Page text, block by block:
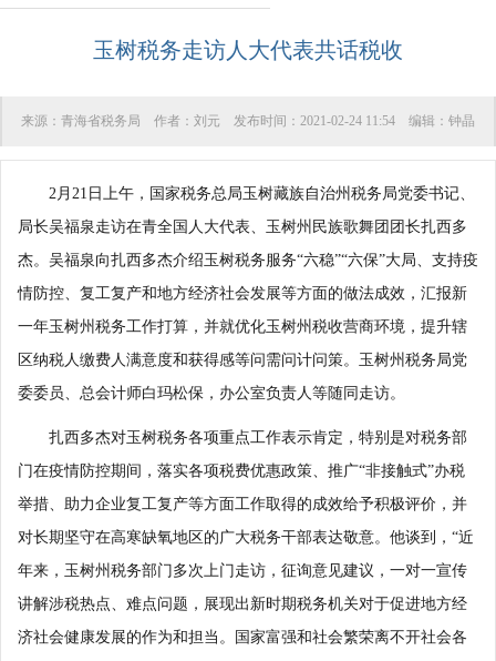
玉树税务走访人大代表共话税收
来源： 青海省税务局 作者： 刘元 发布时间： 2021-02-24 11:54 编辑： 钟晶
2月21日上午，国家税务总局玉树藏族自治州税务局党委书记、
局长吴福泉走访在青全国人大代表、玉树州民族歌舞团团长扎西多
杰。吴福泉向扎西多杰介绍玉树税务服务“六稳”“六保”大局、支持疫
情防控、复工复产和地方经济社会发展等方面的做法成效，汇报新
一年玉树州税务工作打算，并就优化玉树州税收营商环境，提升辖
区纳税人缴费人满意度和获得感等问需问计问策。玉树州税务局党
委委员、总会计师白玛松保，办公室负责人等随同走访。
扎西多杰对玉树税务各项重点工作表示肯定，特别是对税务部
门在疫情防控期间，落实各项税费优惠政策、推广“非接触式”办税
举措、助力企业复工复产等方面工作取得的成效给予积极评价，并
对长期坚守在高寒缺氧地区的广大税务干部表达敬意。他谈到，“近
年来，玉树州税务部门多次上门走访，征询意见建议，一对一宣传
讲解涉税热点、难点问题，展现出新时期税务机关对于促进地方经
济社会健康发展的作为和担当。国家富强和社会繁荣离不开社会各